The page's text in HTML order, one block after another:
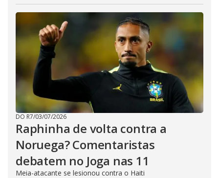
DO R7/03/07/2026
Raphinha de volta contra a
Noruega? Comentaristas
debatem no Joga nas 11
Meia-atacante se lesionou contra o Haiti